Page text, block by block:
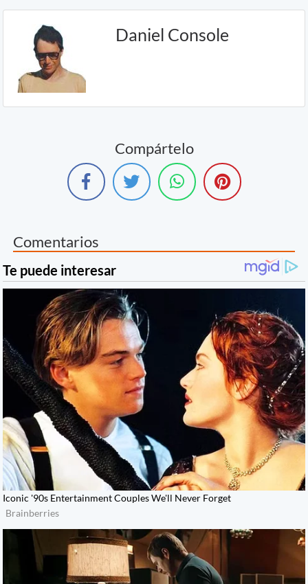
Daniel Console
Compártelo
Comentarios